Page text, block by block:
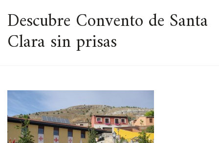
ESPACIO
Descubre Convento de Santa
Clara sin prisas